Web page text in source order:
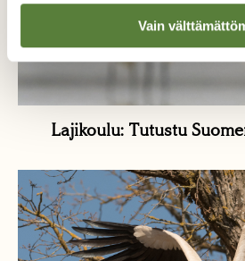
Vain
Lajikoulu: Tutustu